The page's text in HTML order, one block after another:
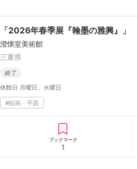
「2026年春季展『翰墨の雅興』」
澄懐堂美術館
三重県
終了
休館日 月曜日、火曜日
#絵画・平面
ブックマーク
1